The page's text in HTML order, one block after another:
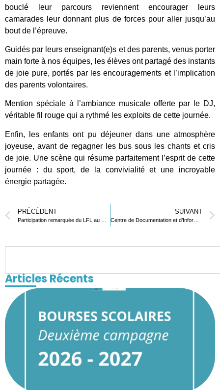
bouclé leur parcours reviennent encourager leurs
camarades leur donnant plus de forces pour aller jusqu’au
bout de l’épreuve.
Guidés par leurs enseignant(e)s et des parents, venus porter
main forte à nos équipes, les élèves ont partagé des instants
de joie pure, portés par les encouragements et l’implication
des parents volontaires.
Mention spéciale à l’ambiance musicale offerte par le DJ,
véritable fil rouge qui a rythmé les exploits de cette journée.
Enfin, les enfants ont pu déjeuner dans une atmosphère
joyeuse, avant de regagner les bus sous les chants et cris
de joie. Une scène qui résume parfaitement l’esprit de cette
journée : du sport, de la convivialité et une incroyable
énergie partagée.
PRÉCÉDENT SUIVANT
Centre de Documentation et d’Information – LFL
Articles Récents